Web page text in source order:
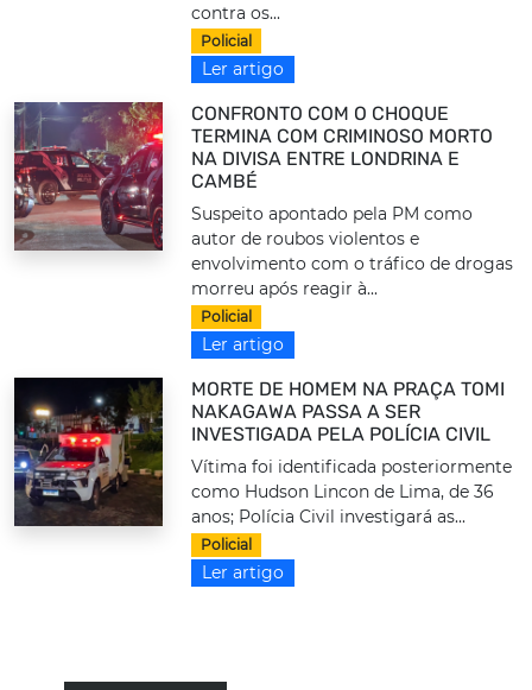
contra os...
Policial
Ler artigo
CONFRONTO COM O CHOQUE
TERMINA COM CRIMINOSO MORTO
NA DIVISA ENTRE LONDRINA E
CAMBÉ
Suspeito apontado pela PM como
autor de roubos violentos e
envolvimento com o tráfico de drogas
morreu após reagir à...
Policial
Ler artigo
MORTE DE HOMEM NA PRAÇA TOMI
NAKAGAWA PASSA A SER
INVESTIGADA PELA POLÍCIA CIVIL
Vítima foi identificada posteriormente
como Hudson Lincon de Lima, de 36
anos; Polícia Civil investigará as...
Policial
Ler artigo